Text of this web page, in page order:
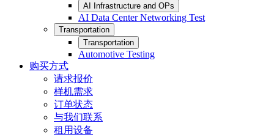
AI Infrastructure and OPs
AI Data Center Networking Test
Transportation
Transportation
Automotive Testing
购买方式
请求报价
样机需求
订单状态
与我们联系
租用设备